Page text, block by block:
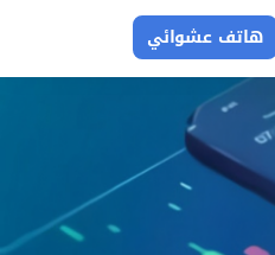
هاتف عشوائي